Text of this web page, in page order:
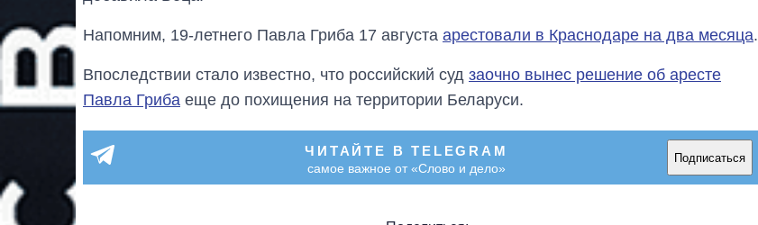
Напомним, 19-летнего Павла Гриба 17 августа арестовали в Краснодаре на два месяца.
Впоследствии стало известно, что российский суд заочно вынес решение об аресте
Павла Гриба еще до похищения на территории Беларуси.
ЧИТАЙТЕ В TELEGRAM
самое важное от «Слово и дело»
Подписаться